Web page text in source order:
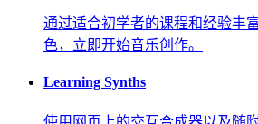
通过适合初学者的课程和经验丰
色，立即开始音乐创作。
Learning Synths